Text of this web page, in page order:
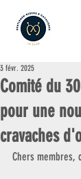
Comité du
pour une
cravaches
3 févr. 2025
Chers membres,